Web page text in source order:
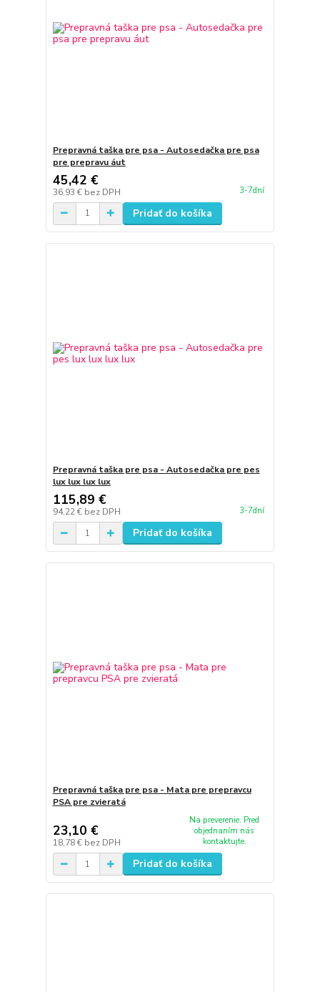
Prepravná taška pre psa - Autosedačka pre psa
pre prepravu áut
45,42 €
36,93 € bez DPH 3-7dní
Pridať do košíka
Prepravná taška pre psa - Autosedačka pre pes
lux lux lux lux
115,89 €
94,22 € bez DPH 3-7dní
Pridať do košíka
Prepravná taška pre psa - Mata pre prepravcu
PSA pre zvieratá
23,10 €
18,78 € bez DPH
Na preverenie. Pred
objednaním nás
kontaktujte.
Pridať do košíka